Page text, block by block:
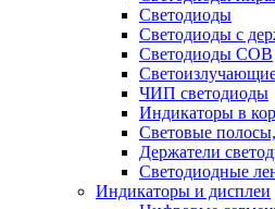
Светодиоды
Светодиоды с
Светодиоды COB
ЧИП светодиоды
Индикаторы в
Световые
Держатели
Светодиодные
Индикаторы и дисплеи